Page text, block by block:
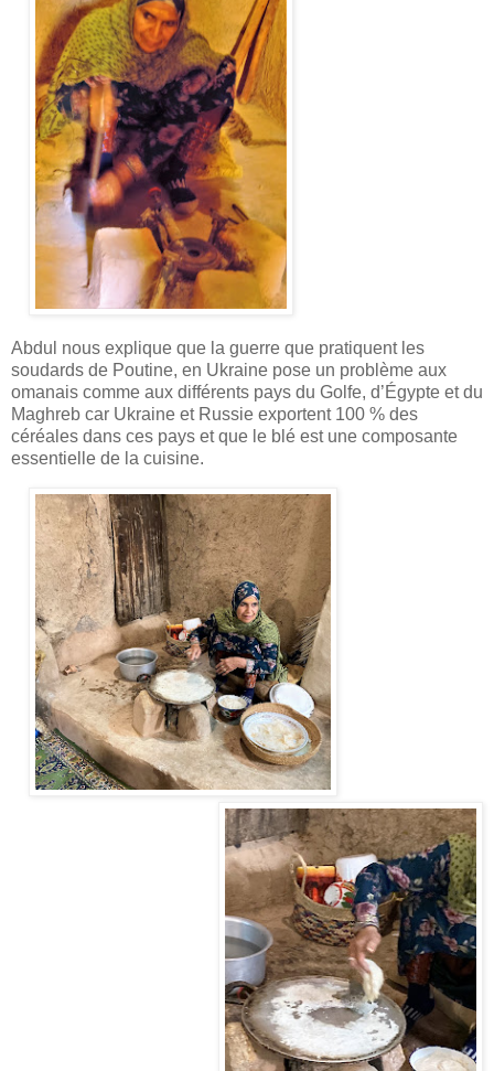
Abdul nous explique que la guerre que pratiquent les
soudards de Poutine, en Ukraine pose un problème aux
omanais comme aux différents pays du Golfe, d’Égypte et du
Maghreb car Ukraine et Russie exportent 100 % des
céréales dans ces pays et que le blé est une composante
essentielle de la cuisine.